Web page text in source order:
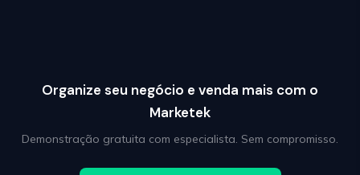
Organize seu negócio e venda mais com o
Marketek
Demonstração gratuita com especialista. Sem compromisso.